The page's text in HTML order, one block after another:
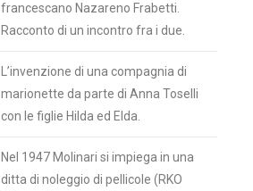
francescano Nazareno Frabetti.
Racconto di un incontro fra i due.
L’invenzione di una compagnia di
marionette da parte di Anna Toselli
con le figlie Hilda ed Elda.
Nel 1947 Molinari si impiega in una
ditta di noleggio di pellicole (RKO